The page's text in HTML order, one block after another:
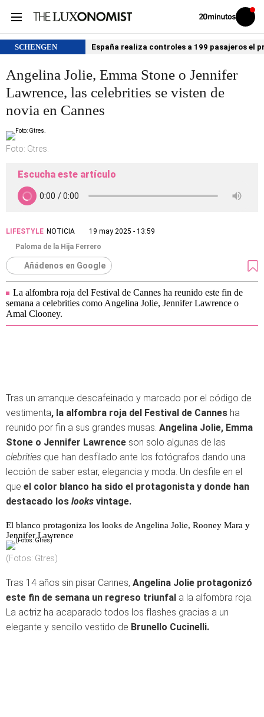
Volver
Iniciar
sesión
SCHENGEN España realiza controles a 199 pasajeros el
Angelina Jolie, Emma Stone o Jennifer
Lawrence, las celebrities se visten de
novia en Cannes
Foto: Gtres.
Escucha este artículo
LIFESTYLE NOTICIA
19 may 2025 - 13:59
Paloma de la Hija Ferrero
Añádenos en Google
La alfombra roja del Festival de Cannes ha reunido este fin de
semana a celebrities como Angelina Jolie, Jennifer Lawrence o
Amal Clooney.
Tras un arranque descafeinado y marcado por el código de
vestimenta, la alfombra roja del Festival de Cannes ha
reunido por fin a sus grandes musas. Angelina Jolie, Emma
Stone o Jennifer Lawrence son solo algunas de las
clebrities que han desfilado ante los fotógrafos dando una
lección de saber estar, elegancia y moda. Un desfile en el
que el color blanco ha sido el protagonista y donde han
destacado los looks vintage.
El blanco protagoniza los looks de Angelina Jolie, Rooney Mara y
Jennifer Lawrence
(Fotos: Gtres)
Tras 14 años sin pisar Cannes, Angelina Jolie protagonizó
este fin de semana un regreso triunfal a la alfombra roja.
La actriz ha acaparado todos los flashes gracias a un
elegante y sencillo vestido de Brunello Cucinelli.